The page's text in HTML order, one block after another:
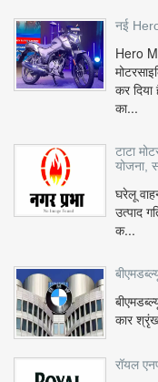
नई
Hero
कर
का...
टाटा
योजना,
घरेलू
उत्पाद
क...
कार
रॉयल